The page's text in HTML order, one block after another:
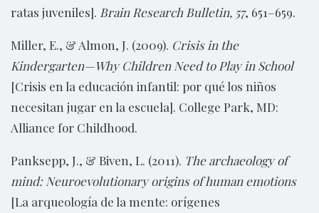
ratas juveniles]. Brain Research Bulletin, 57, 651–659.
Miller, E., & Almon, J. (2009). Crisis in the
Kindergarten—Why Children Need to Play in School
[Crisis en la educación infantil: por qué los niños
necesitan jugar en la escuela]. College Park, MD:
Alliance for Childhood.
Panksepp, J., & Biven, L. (2011). The archaeology of
mind: Neuroevolutionary origins of human emotions
[La arqueología de la mente: orígenes